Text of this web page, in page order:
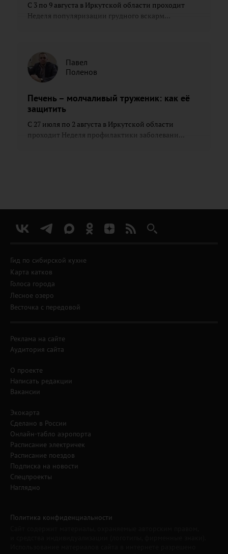
С 3 по 9 августа в Иркутской области проходит
Неделя популяризации грудного вскарм...
Павел
Поленов
Печень – молчаливый труженик: как её
защитить
С 27 июля по 2 августа в Иркутской области
проходит Неделя профилактики заболевани...
Гид по сибирской кухне
Карта катков
Голоса города
Лесное озеро
Весточка с передовой
Реклама на сайте
Аудитория сайта
О проекте
Написать редакции
Вакансии
Экокарта
Сделано в России
Онлайн-табло аэропорта
Расписание электричек
Расписание поездов
Подписка на новости
Спецпроекты
Наглядно
Политика конфиденциальности